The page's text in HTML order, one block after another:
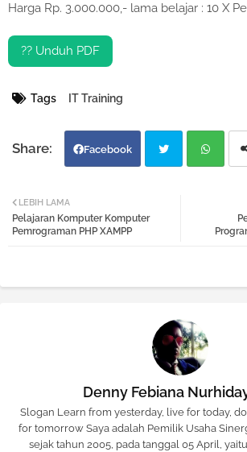
Harga Rp. 3.000.000,- lama belajar : 10 X
?? Unduh PDF
Tags IT Training
Facebook
LEBIH LAMA
Pelajaran Komputer Komputer
Pemrograman PHP XAMPP
Denny Febiana
Slogan Learn from yesterday, live for today,
for tomorrow Saya adalah Pemilik Usaha
sejak tahun 2005, pada tanggal 05 April,